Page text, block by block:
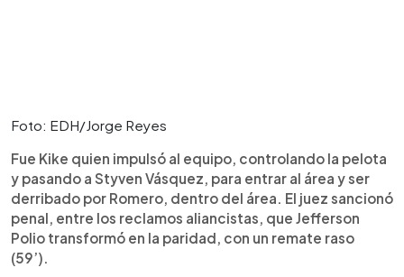
Foto: EDH/Jorge Reyes
Fue Kike quien impulsó al equipo, controlando la pelota
y pasando a Styven Vásquez, para entrar al área y ser
derribado por Romero, dentro del área. El juez sancionó
penal, entre los reclamos aliancistas, que Jefferson
Polio transformó en la paridad, con un remate raso
(59’).